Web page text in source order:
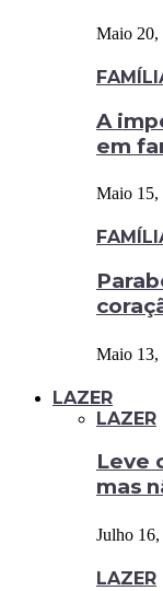
Maio 20,
A
em
Maio 15,
Maio 13,
LAZER
LAZER
Leve
mas
Julho
LAZER